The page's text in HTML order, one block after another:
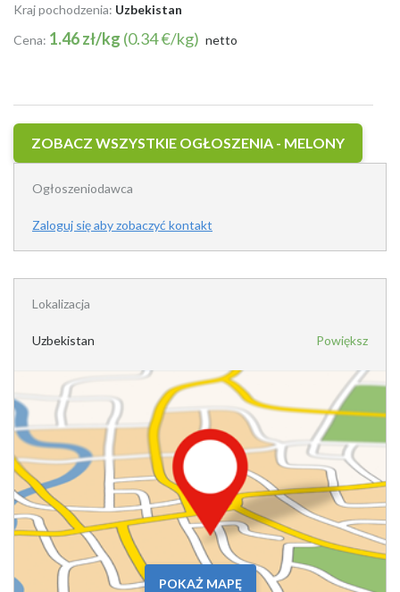
Kraj pochodzenia: Uzbekistan
Cena: 1.46 zł/kg (0.34 €/kg) netto
ZOBACZ WSZYSTKIE OGŁOSZENIA - MELONY
Ogłoszeniodawca
Zaloguj się aby zobaczyć kontakt
Lokalizacja
Uzbekistan Powiększ
POKAŻ MAPĘ